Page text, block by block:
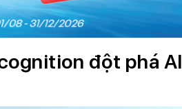
đột phá AI